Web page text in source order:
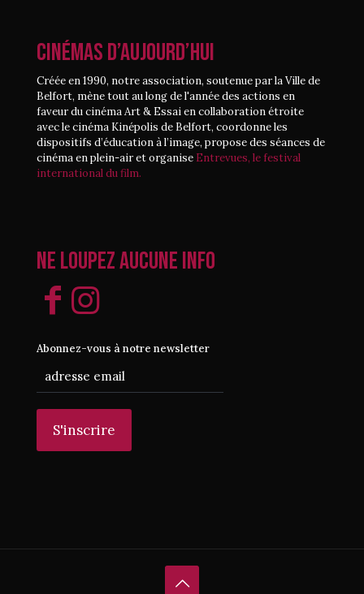
CINÉMAS D’AUJOURD’HUI
Créée en 1990, notre association, soutenue par la Ville de
Belfort, mène tout au long de l'année des actions en
faveur du cinéma Art & Essai en collaboration étroite
avec le cinéma Kinépolis de Belfort, coordonne les
dispositifs d’éducation à l’image, propose des séances de
cinéma en plein-air et organise Entrevues, le festival
international du film.
Ne loupez aucune info
Abonnez-vous à notre newsletter